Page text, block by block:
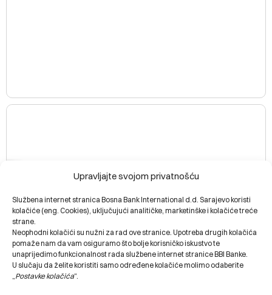
Upravljajte svojom privatnošću
Službena internet stranica Bosna Bank International d.d. Sarajevo koristi
kolačiće (eng. Cookies), uključujući analitičke, marketinške i kolačiće treće
strane.
Neophodni kolačići su nužni za rad ove stranice. Upotreba drugih kolačića
pomaže nam da vam osiguramo što bolje korisničko iskustvo te
unaprijedimo funkcionalnost rada službene internet stranice BBI Banke.
U slučaju da želite koristiti samo određene kolačiće molimo odaberite
„Postavke kolačića“.